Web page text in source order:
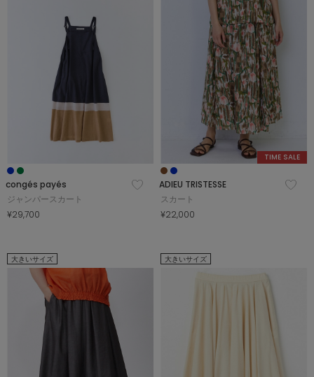
congés payés
ジャンパースカート
¥29,700
TIME SALE
ADIEU TRISTESSE
スカート
¥22,000
大きいサイズ 大きいサイズ